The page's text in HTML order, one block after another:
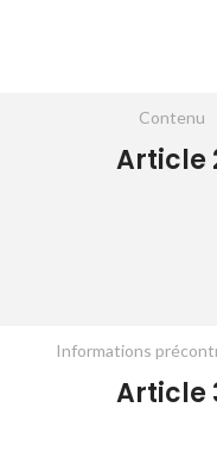
Contenu
Article
Informations
Article